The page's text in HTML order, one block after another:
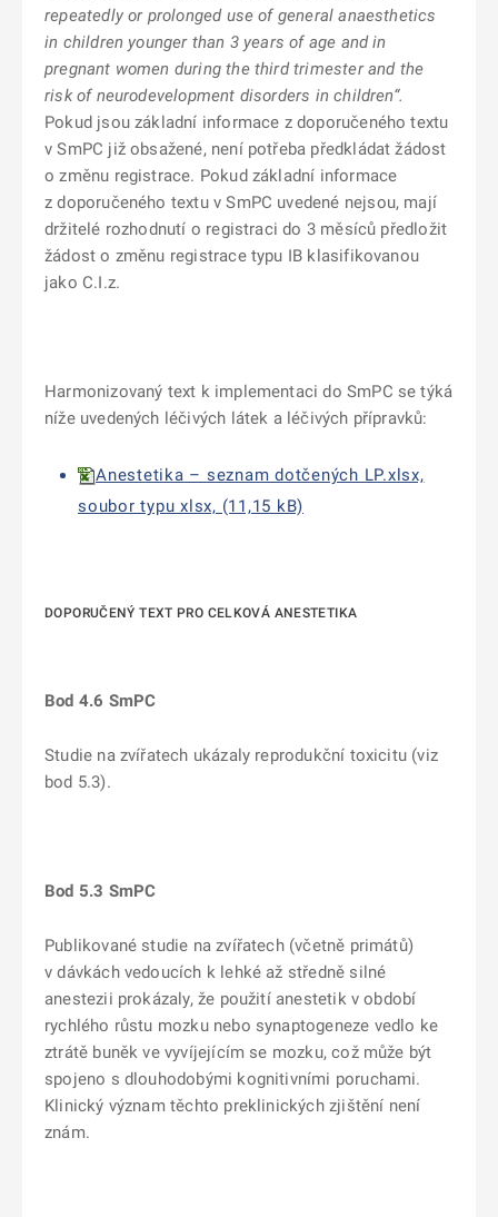
repeatedly or prolonged use of general anaesthetics
in children younger than 3 years of age and in
pregnant women during the third trimester and the
risk of neurodevelopment disorders in children“.
Pokud jsou základní informace z doporučeného textu
v SmPC již obsažené, není potřeba předkládat žádost
o změnu registrace. Pokud základní informace
z doporučeného textu v SmPC uvedené nejsou, mají
držitelé rozhodnutí o registraci do 3 měsíců předložit
žádost o změnu registrace typu IB klasifikovanou
jako C.I.z.
Harmonizovaný text k implementaci do SmPC se týká
níže uvedených léčivých látek a léčivých přípravků:
Anestetika – seznam dotčených LP.xlsx,
soubor typu xlsx, (11,15 kB)
DOPORUČENÝ TEXT PRO CELKOVÁ ANESTETIKA
Bod 4.6 SmPC
Studie na zvířatech ukázaly reprodukční toxicitu (viz
bod 5.3).
Bod 5.3 SmPC
Publikované studie na zvířatech (včetně primátů)
v dávkách vedoucích k lehké až středně silné
anestezii prokázaly, že použití anestetik v období
rychlého růstu mozku nebo synaptogeneze vedlo ke
ztrátě buněk ve vyvíjejícím se mozku, což může být
spojeno s dlouhodobými kognitivními poruchami.
Klinický význam těchto preklinických zjištění není
znám.